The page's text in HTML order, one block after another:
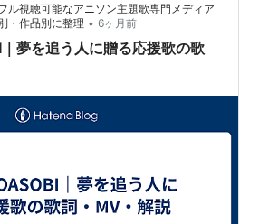
になれるのか分からないまま日々を
。失敗して傷つくくらいなら最初か
が楽だという処世術を、無意識の
ル視聴可能なアニソン主題歌専門メディア
・作品別に整理 • 6ヶ月前
夢を追う人に贈る応援歌の歌